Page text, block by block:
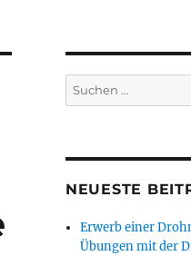
Suchen
nach:
NEUESTE
Erwerb einer
Übungen mit der